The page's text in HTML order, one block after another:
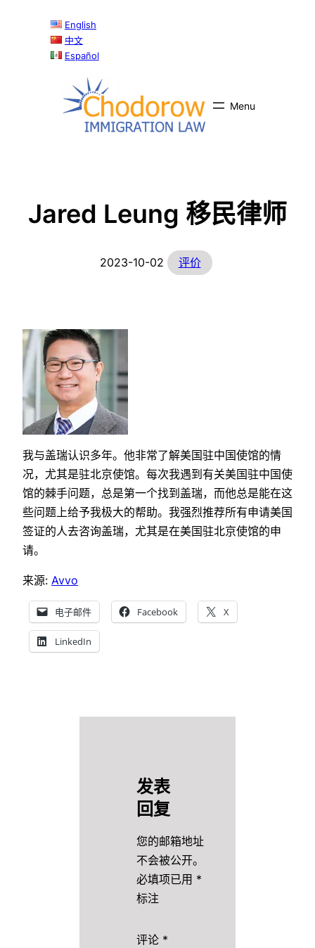
English
中文
Español
Jared Leung 移民律师
2023-10-02 评价
我与盖瑞认识多年。他非常了解美国驻中国使馆的情
况，尤其是驻北京使馆。每次我遇到有关美国驻中国使
馆的棘手问题，总是第一个找到盖瑞，而他总是能在这
些问题上给予我极大的帮助。我强烈推荐所有申请美国
签证的人去咨询盖瑞，尤其是在美国驻北京使馆的申
请。
来源: Avvo
电子邮件 Facebook X
LinkedIn
发表
回复
您的邮箱地址
不会被公开。
必填项已用 *
标注
评论 *